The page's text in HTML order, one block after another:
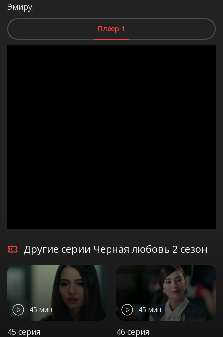
Эмиру.
Плеер 1
Другие серии Черная любовь 2 сезон
45 мин
45 серия
45 мин
46 серия